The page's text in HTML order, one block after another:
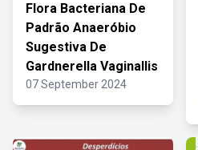
Flora Bacteriana De
Padrão Anaeróbio
Sugestiva De
Gardnerella Vaginallis
07 September 2024